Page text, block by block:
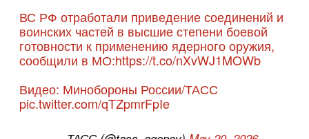
ВС РФ отработали приведение соединений и
воинских частей в высшие степени боевой
готовности к применению ядерного оружия,
сообщили в МО:https://t.co/nXvWJ1MOWb
Видео: Минобороны России/ТАСС
pic.twitter.com/qTZpmrFpIe